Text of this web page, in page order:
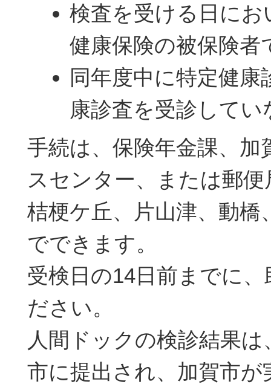
検査を受ける日にお
健康保険の被保険者
同年度中に特定健康
康診査を受診してい
手続は、保険年金課、加
スセンター、または郵
桔梗ケ丘、片山津、動橋
でできます。
受検日の14日前までに
ださい。
人間ドックの検診結果
市に提出され、加賀市が